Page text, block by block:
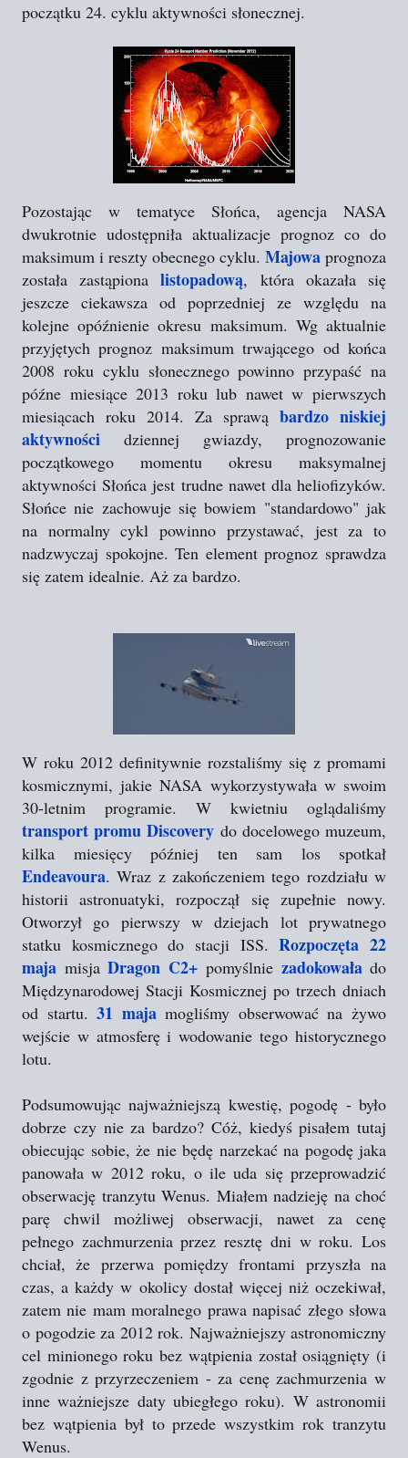
początku 24. cyklu aktywności słonecznej.
Pozostając w tematyce Słońca, agencja NASA
dwukrotnie udostępniła aktualizacje prognoz co do
maksimum i reszty obecnego cyklu. Majowa prognoza
została zastąpionalistopadową, która okazała się
jeszcze ciekawsza od poprzedniej ze względu na
kolejne opóźnienie okresu maksimum. Wg aktualnie
przyjętych prognoz maksimum trwającego od końca
2008 roku cyklu słonecznego powinno przypaść na
późne miesiące 2013 roku lub nawet w pierwszych
miesiącach roku 2014. Za sprawą bardzo niskiej
aktywności dziennej gwiazdy, prognozowanie
początkowego momentu okresu maksymalnej
aktywności Słońca jest trudne nawet dla heliofizyków.
Słońce nie zachowuje się bowiem "standardowo" jak
na normalny cykl powinno przystawać, jest za to
nadzwyczaj spokojne. Ten element prognoz sprawdza
się zatem idealnie. Aż za bardzo.
W roku 2012 definitywnie rozstaliśmy się z promami
kosmicznymi, jakie NASA wykorzystywała w swoim
30-letnim programie. W kwietniu oglądaliśmy
transport promu Discovery do docelowego muzeum,
kilka miesięcy później ten sam los spotkał
Endeavoura. Wraz z zakończeniem tego rozdziału w
historii astronuatyki, rozpoczął się zupełnie nowy.
Otworzył go pierwszy w dziejach lot prywatnego
statku kosmicznego do stacji ISS.Rozpoczęta 22
maja misja Dragon C2+pomyślnie zadokowałado
Międzynarodowej Stacji Kosmicznej po trzech dniach
od startu.31 majamogliśmy obserwować na żywo
wejście w atmosferę i wodowanie tego historycznego
lotu.
Podsumowując najważniejszą kwestię, pogodę - było
dobrze czy nie za bardzo? Cóż, kiedyś pisałem tutaj
obiecując sobie, że nie będę narzekać na pogodę jaka
panowała w 2012 roku, o ile uda się przeprowadzić
obserwację tranzytu Wenus. Miałem nadzieję na choć
parę chwil możliwej obserwacji, nawet za cenę
pełnego zachmurzenia przez resztę dni w roku. Los
chciał, że przerwa pomiędzy frontami przyszła na
czas, a każdy w okolicy dostał więcej niż oczekiwał,
zatem nie mam moralnego prawa napisać złego słowa
o pogodzie za 2012 rok. Najważniejszy astronomiczny
cel minionego roku bez wątpienia został osiągnięty (i
zgodnie z przyrzeczeniem - za cenę zachmurzenia w
inne ważniejsze daty ubiegłego roku). W astronomii
bez wątpienia był to przede wszystkim rok tranzytu
Wenus.